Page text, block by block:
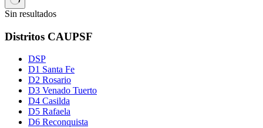
Sin resultados
Distritos CAUPSF
DSP
D1 Santa Fe
D2 Rosario
D3 Venado Tuerto
D4 Casilda
D5 Rafaela
D6 Reconquista